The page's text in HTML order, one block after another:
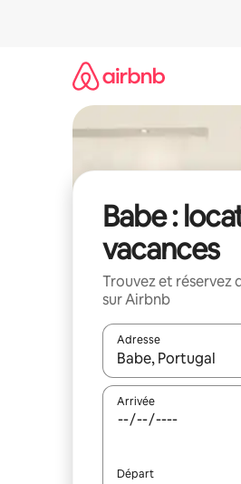
Babe :
vacances
Trouvez et réservez
sur Airbnb
Adresse
Lorsque les
Arrivée
Départ